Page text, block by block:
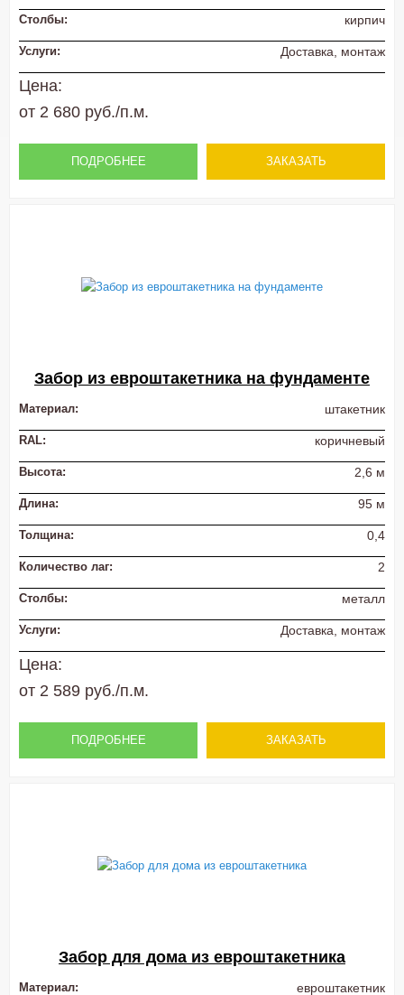
Столбы: кирпич
Услуги: Доставка, монтаж
Цена:
от 2 680 руб./п.м.
ПОДРОБНЕЕ ЗАКАЗАТЬ
Забор из евроштакетника на фундаменте
Материал: штакетник
RAL: коричневый
Высота: 2,6 м
Длина: 95 м
Толщина: 0,4
Количество лаг: 2
Столбы: металл
Услуги: Доставка, монтаж
Цена:
от 2 589 руб./п.м.
ПОДРОБНЕЕ ЗАКАЗАТЬ
Забор для дома из евроштакетника
Материал: евроштакетник